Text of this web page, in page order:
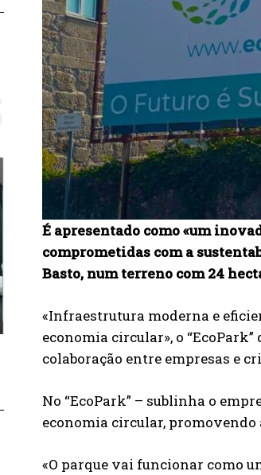
É apresentado como «um
comprometidas com a
Basto, num terreno com 24
«Infraestrutura moderna e
economia circular», o
colaboração entre empresas e
No “EcoPark” – sublinha o
economia circular, promovendo
«O parque vai funcionar como